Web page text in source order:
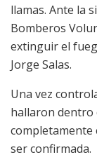
llamas. Ante la
Bomberos
extinguir el
Jorge Salas.
Una vez
hallaron dentro
completamente
ser confirmada.